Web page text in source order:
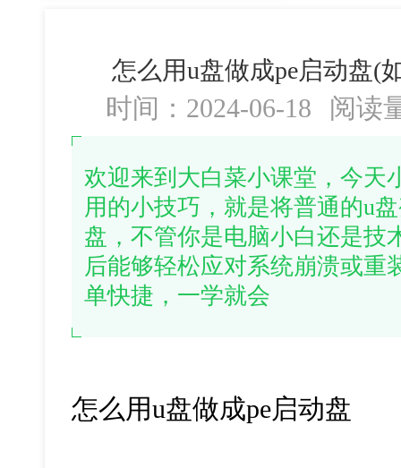
怎么用u盘做成pe启动盘(
时间：2024-06-18 阅读
欢迎来到大白菜小课堂，今天
用的小技巧，就是将普通的u
盘，不管你是电脑小白还是技
后能够轻松应对系统崩溃或重
单快捷，一学就会
怎么用u盘做成pe启动盘